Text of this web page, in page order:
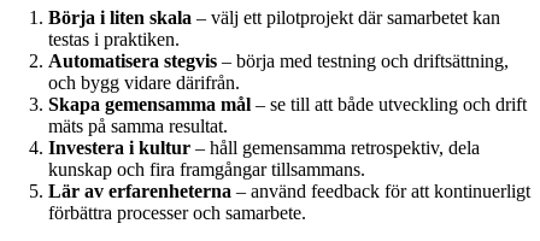
Börja i liten skala – välj ett pilotprojekt där samarbetet kan
testas i praktiken.
Automatisera stegvis – börja med testning och driftsättning,
och bygg vidare därifrån.
Skapa gemensamma mål – se till att både utveckling och drift
mäts på samma resultat.
Investera i kultur – håll gemensamma retrospektiv, dela
kunskap och fira framgångar tillsammans.
Lär av erfarenheterna – använd feedback för att kontinuerligt
förbättra processer och samarbete.